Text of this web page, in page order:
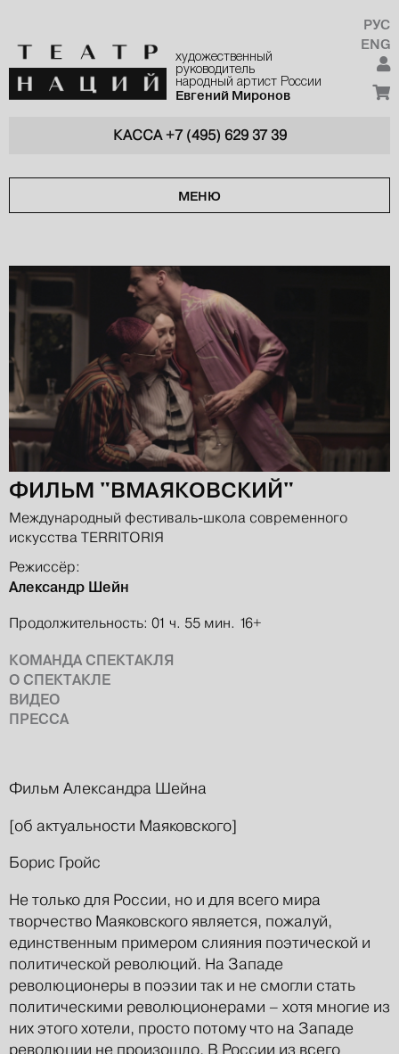
художественный
руководитель
народный артист России
Евгений Миронов
РУС
ENG
КАССА+7 (495) 629 37 39
МЕНЮ
ФИЛЬМ "ВМАЯКОВСКИЙ"
Международный фестиваль-школа современного
искусства TERRITORIЯ
Режиссёр:
Александр Шейн
Продолжительность: 01 ч. 55 мин. 16+
КОМАНДА СПЕКТАКЛЯ
О СПЕКТАКЛЕ
ВИДЕО
ПРЕССА
Фильм Александра Шейна
[об актуальности Маяковского]
Борис Гройс
Не только для России, но и для всего мира
творчество Маяковского является, пожалуй,
единственным примером слияния поэтической и
политической революций. На Западе
революционеры в поэзии так и не смогли стать
политическими революционерами – хотя многие из
них этого хотели, просто потому что на Западе
революции не произошло. В России из всего